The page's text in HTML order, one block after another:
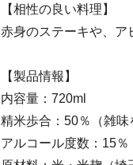
【相性の良い料理】
赤身のステーキや、ア
【製品情報】
内容量：720ml
精米歩合：50％（雑味
アルコール度数：15％